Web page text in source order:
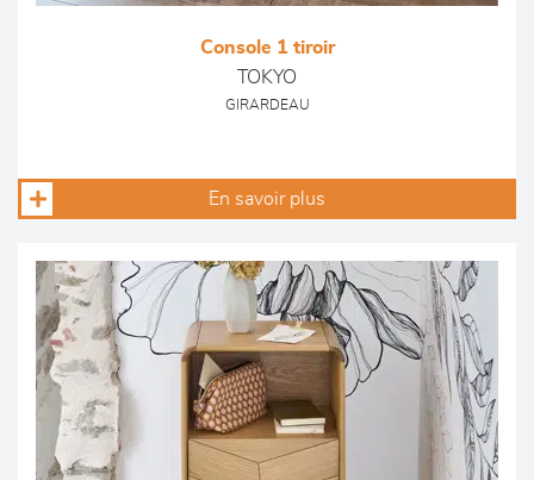
Console 1 tiroir
TOKYO
GIRARDEAU
En savoir plus